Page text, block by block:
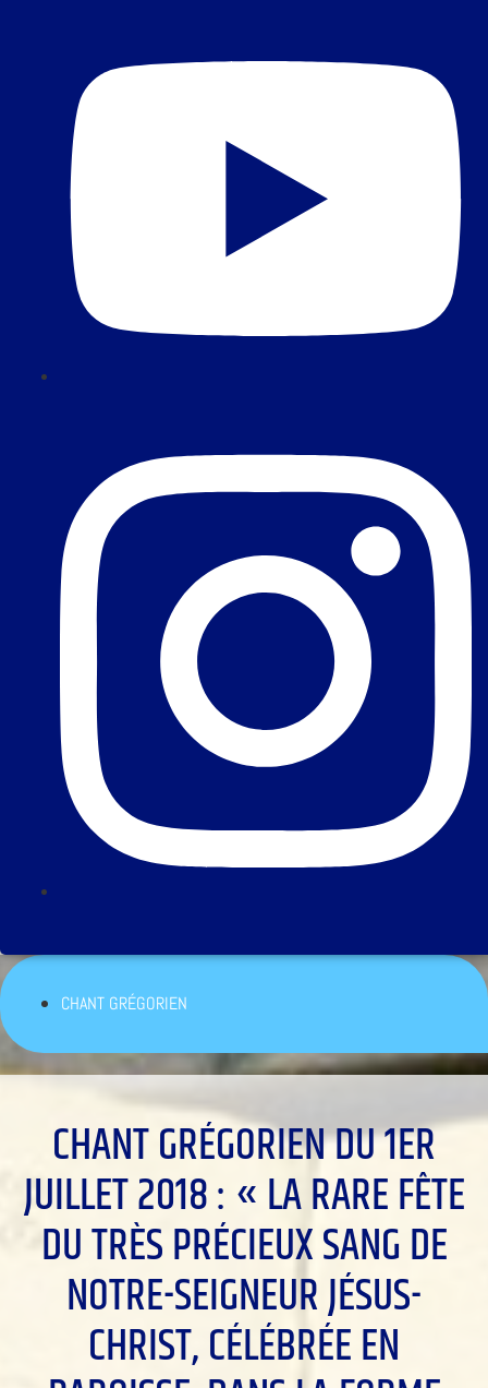
CHANT GRÉGORIEN
CHANT GRÉGORIEN DU 1ER
JUILLET 2018 : « LA RARE FÊTE
DU TRÈS PRÉCIEUX SANG DE
NOTRE-SEIGNEUR JÉSUS-
CHRIST, CÉLÉBRÉE EN